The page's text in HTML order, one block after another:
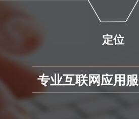
定位
专业互联网应用